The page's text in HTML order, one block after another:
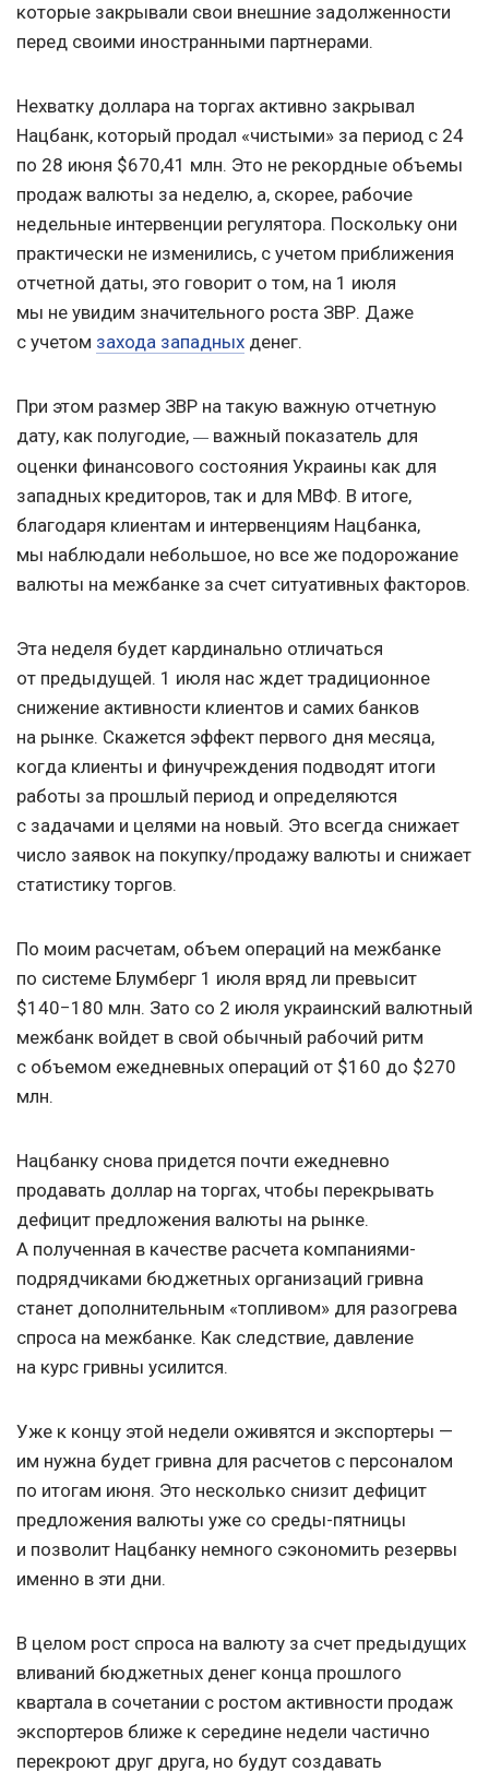
которые закрывали свои внешние задолженности
перед своими иностранными партнерами.
Нехватку доллара на торгах активно закрывал
Нацбанк, который продал «чистыми» за период с 24
по 28 июня $670,41 млн. Это не рекордные объемы
продаж валюты за неделю, а, скорее, рабочие
недельные интервенции регулятора. Поскольку они
практически не изменились, с учетом приближения
отчетной даты, это говорит о том, на 1 июля
мы не увидим значительного роста ЗВР. Даже
с учетом захода западных денег.
При этом размер ЗВР на такую важную отчетную
дату, как полугодие, — важный показатель для
оценки финансового состояния Украины как для
западных кредиторов, так и для МВФ. В итоге,
благодаря клиентам и интервенциям Нацбанка,
мы наблюдали небольшое, но все же подорожание
валюты на межбанке за счет ситуативных факторов.
Эта неделя будет кардинально отличаться
от предыдущей. 1 июля нас ждет традиционное
снижение активности клиентов и самих банков
на рынке. Скажется эффект первого дня месяца,
когда клиенты и финучреждения подводят итоги
работы за прошлый период и определяются
с задачами и целями на новый. Это всегда снижает
число заявок на покупку/продажу валюты и снижает
статистику торгов.
По моим расчетам, объем операций на межбанке
по системе Блумберг 1 июля вряд ли превысит
$140−180 млн. Зато со 2 июля украинский валютный
межбанк войдет в свой обычный рабочий ритм
с объемом ежедневных операций от $160 до $270
млн.
Нацбанку снова придется почти ежедневно
продавать доллар на торгах, чтобы перекрывать
дефицит предложения валюты на рынке.
А полученная в качестве расчета компаниями-
подрядчиками бюджетных организаций гривна
станет дополнительным «топливом» для разогрева
спроса на межбанке. Как следствие, давление
на курс гривны усилится.
Уже к концу этой недели оживятся и экспортеры —
им нужна будет гривна для расчетов с персоналом
по итогам июня. Это несколько снизит дефицит
предложения валюты уже со среды-пятницы
и позволит Нацбанку немного сэкономить резервы
именно в эти дни.
В целом рост спроса на валюту за счет предыдущих
вливаний бюджетных денег конца прошлого
квартала в сочетании с ростом активности продаж
экспортеров ближе к середине недели частично
перекроют друг друга, но будут создавать